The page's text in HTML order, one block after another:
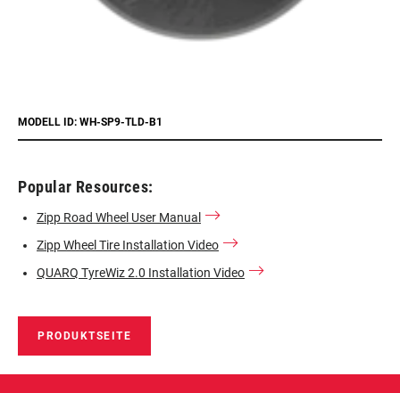
MODELL ID: WH-SP9-TLD-B1
Popular Resources:
Zipp Road Wheel User Manual
Zipp Wheel Tire Installation Video
QUARQ TyreWiz 2.0 Installation Video
PRODUKTSEITE